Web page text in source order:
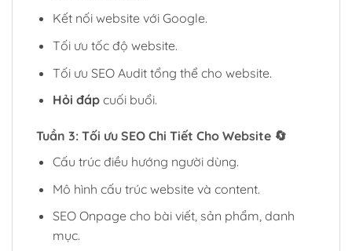
Kết nối website với Google.
Tối ưu tốc độ website.
Tối ưu SEO Audit tổng thể cho website.
Hỏi đápcuối buổi.
Tuần 3: Tối ưu SEO Chi Tiết Cho Website 🔄
Cấu trúc điều hướng người dùng.
Mô hình cấu trúc website và content.
SEO Onpage cho bài viết, sản phẩm, danh
mục.